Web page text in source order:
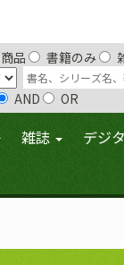
品 書籍のみ
AND OR
雑誌 デジ